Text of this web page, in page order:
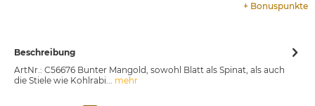
+ Bonuspunkte
Beschreibung
ArtNr.: C56676 Bunter Mangold, sowohl Blatt als Spinat, als auch
die Stiele wie Kohlrabi... mehr